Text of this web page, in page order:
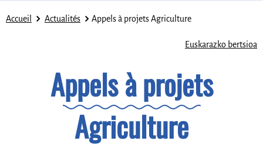
Accueil Actualités Appels à projets Agriculture
Euskarazko bertsioa
Appels à projets
Agriculture